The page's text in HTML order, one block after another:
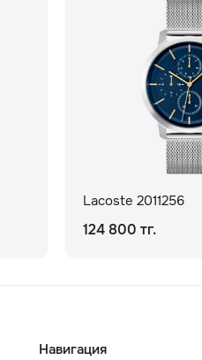
Lacoste 2011256
124 800 тг.
Навигация